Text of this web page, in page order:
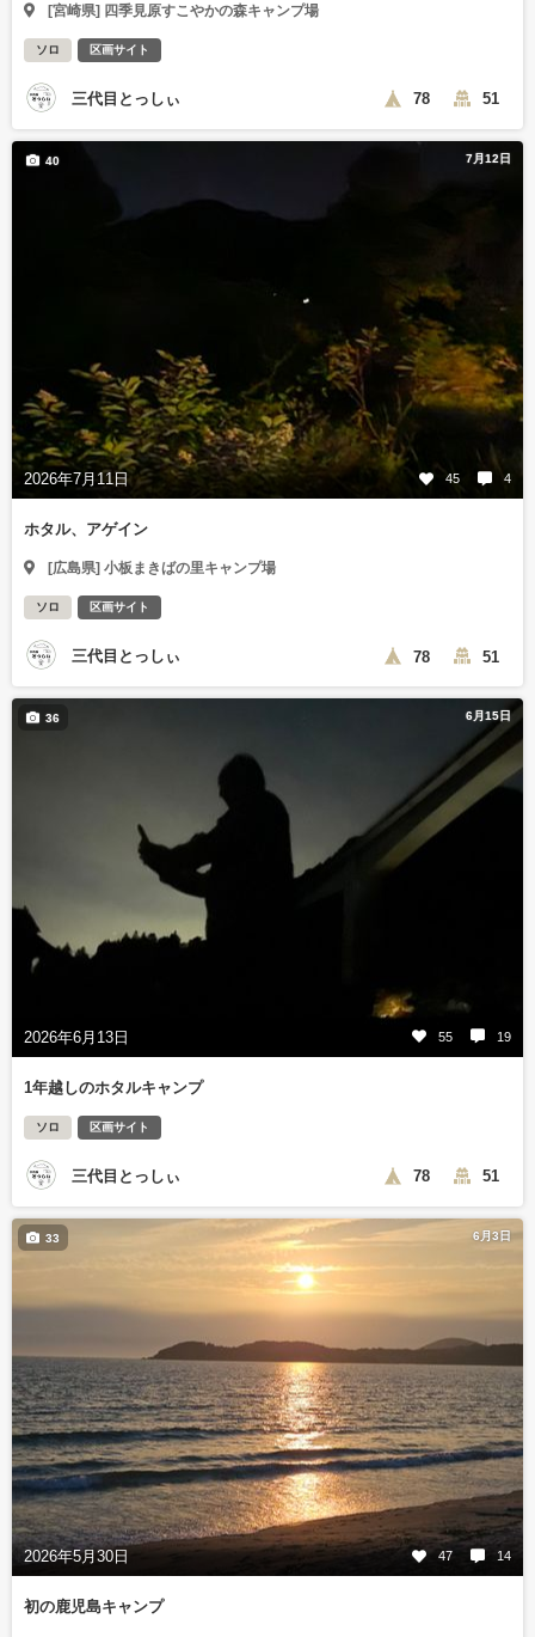
[宮崎県] 四季見原すこやかの森キャンプ場
ソロ 区画サイト
三代目とっしぃ 78 51
7月12日
2026年7月11日 45 4
40
ホタル、アゲイン
[広島県] 小板まきばの里キャンプ場
ソロ 区画サイト
三代目とっしぃ 78 51
6月15日
2026年6月13日 55 19
36
1年越しのホタルキャンプ
ソロ 区画サイト
三代目とっしぃ 78 51
6月3日
2026年5月30日 47 14
33
初の鹿児島キャンプ